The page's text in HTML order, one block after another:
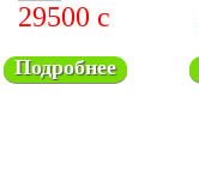
29500 c
Подробнее